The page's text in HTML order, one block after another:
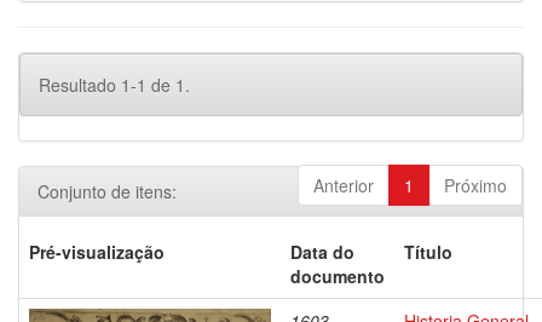
Resultado 1-1 de 1.
Anterior 1 Próximo
Conjunto de itens:
Pré-visualização
Data do
documento
Título